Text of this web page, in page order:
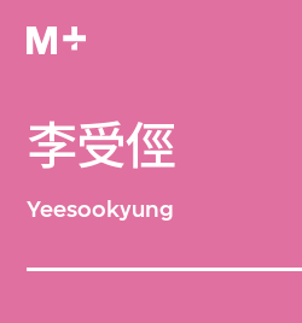
李受俓
Yeesookyung